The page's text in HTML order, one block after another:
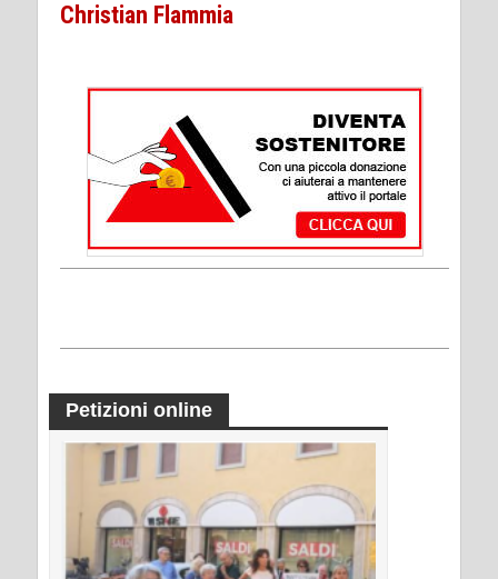
Christian Flammia
Petizioni online